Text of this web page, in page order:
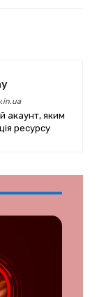
акаунт, яким
ресурсу